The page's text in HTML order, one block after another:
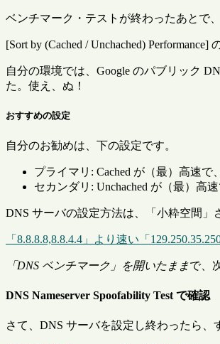
ベンチマーク・テストが終わったあとで
[Sort by (Cached / Unchached)
自分の環境では、Google のパブリック
た。使え、ぬ！
おすすめの設定
自分のお勧めは、下の設定です。
プライマリ: Cached が（最）高速で
セカンダリ: Unchached が（最）高
DNS サーバの設定方法は、「小粋空間」
「8.8.8.8,8.8.4.4」より速い「
「DNS ベンチマーク」を開いたままで、
DNS Nameserver Spoofability Test で確認
さて、DNS サーバを設定し終わったら、